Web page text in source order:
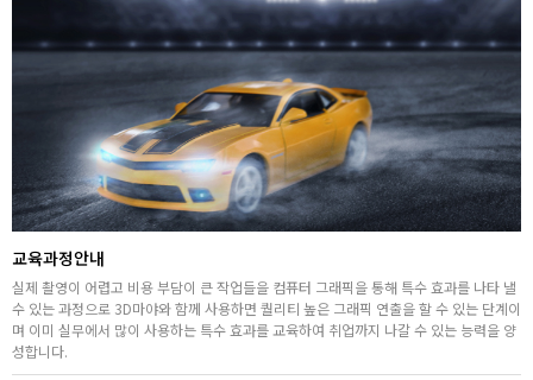
취업지원센터
아카데미소개
교육과정안내
실제 촬영이 어렵고 비용 부담이 큰 작업들을 컴퓨터 그래픽을 통해 특수 효과를 나타 낼
수 있는 과정으로 3D마야와 함께 사용하면 퀄리티 높은 그래픽 연출을 할 수 있는 단계이
며 이미 실무에서 많이 사용하는 특수 효과를 교육하여 취업까지 나갈 수 있는 능력을 양
성합니다.